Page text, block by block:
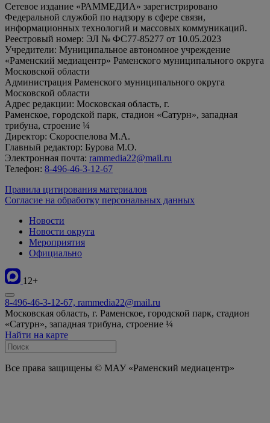
Сетевое издание «РАММЕДИА» зарегистрировано
Федеральной службой по надзору в сфере связи,
информационных технологий и массовых коммуникаций.
Реестровый номер: ЭЛ № ФС77-85277 от 10.05.2023
Учредители: Муниципальное автономное учреждение
«Раменский медиацентр» Раменского муниципального округа
Московской области
Администрация Раменского муниципального округа
Московской области
Адрес редакции: Московская область, г.
Раменское, городской парк, стадион «Сатурн», западная
трибуна, строение ¼
Директор: Скороспелова М.А.
Главный редактор: Бурова М.О.
Электронная почта: rammedia22@mail.ru
Телефон: 8-496-46-3-12-67
Правила цитирования материалов
Согласие на обработку персональных данных
Новости
Новости округа
Мероприятия
Официально
12+
8-496-46-3-12-67, rammedia22@mail.ru
Московская область, г. Раменское, городской парк, стадион
«Сатурн», западная трибуна, строение ¼
Найти на карте
Все права защищены © МАУ «Раменский медиацентр»